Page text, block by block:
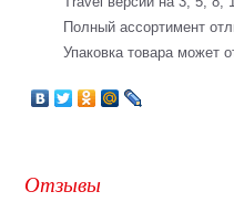
Полный ассортимент
Упаковка товара может
Отзывы